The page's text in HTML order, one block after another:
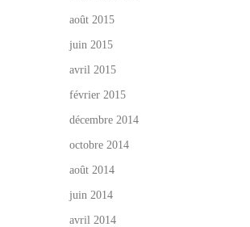
août 2015
juin 2015
avril 2015
février 2015
décembre 2014
octobre 2014
août 2014
juin 2014
avril 2014